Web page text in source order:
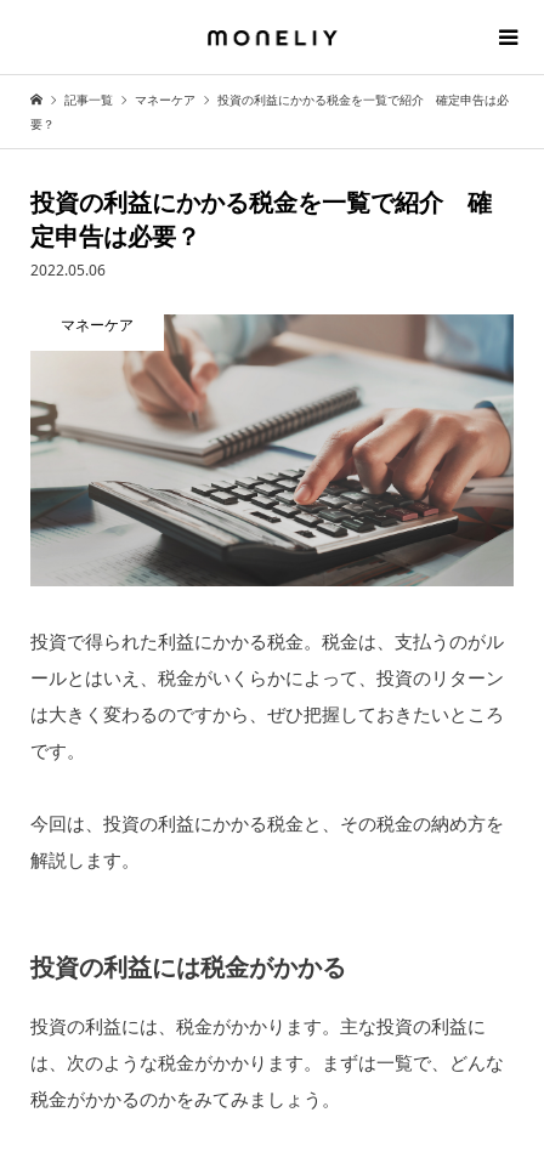
記事一覧 マネーケア
投資の利益にかかる税金を一覧で紹介 確定申告は必
要？
投資の利益にかかる税金を一覧で紹介 確
定申告は必要？
2022.05.06
マネーケア
投資で得られた利益にかかる税金。税金は、支払うのがル
ールとはいえ、税金がいくらかによって、投資のリターン
は大きく変わるのですから、ぜひ把握しておきたいところ
です。
今回は、投資の利益にかかる税金と、その税金の納め方を
解説します。
投資の利益には税金がかかる
投資の利益には、税金がかかります。主な投資の利益に
は、次のような税金がかかります。まずは一覧で、どんな
税金がかかるのかをみてみましょう。